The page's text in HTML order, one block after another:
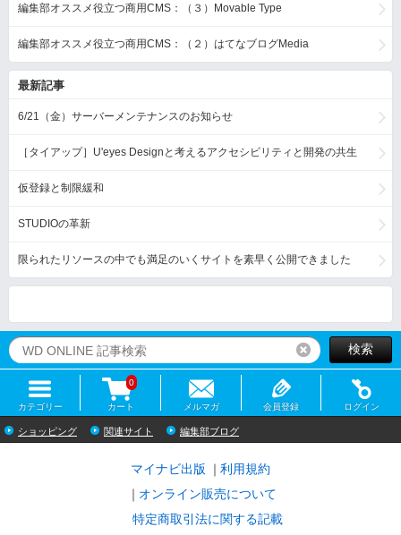
編集部オススメ役立つ商用CMS：（３）Movable Type
編集部オススメ役立つ商用CMS：（２）はてなブログMedia
最新記事
6/21（金）サーバーメンテナンスのお知らせ
［タイアップ］U'eyes Designと考えるアクセシビリティと開発の共生
仮登録と制限緩和
STUDIOの革新
限られたリソースの中でも満足のいくサイトを素早く公開できました
リセット検索
カテゴリー カート
0
メルマガ 会員登録 ログイン
ショッピング 関連サイト 編集部ブログ
マイナビ出版
利用規約
オンライン販売について
特定商取引法に関する記載